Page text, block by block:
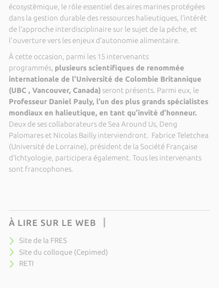
écosystèmique, le rôle essentiel des aires marines protégées
dans la gestion durable des ressources halieutiques, l’intérêt
de l’approche interdisciplinaire sur le sujet de la pêche, et
l'ouverture vers les enjeux d’autonomie alimentaire.
À cette occasion, parmi les 15 intervenants
programmés, plusieurs scientifiques de renommée
internationale de l’Université de Colombie Britannique
(UBC , Vancouver, Canada)seront présents. Parmi eux, le
Professeur Daniel Pauly, l’un des plus grands spécialistes
mondiaux en halieutique, en tant qu’invité d’honneur.
Deux de ses collaborateurs de Sea Around Us, Deng
Palomares et Nicolas Bailly interviendront. Fabrice Teletchea
(Université de Lorraine), président de la Société Française
d’Ichtyologie, participera également. Tous les intervenants
sont francophones.
À LIRE SUR LE WEB
Site de la FRES
Site du colloque (Cepimed)
RETI